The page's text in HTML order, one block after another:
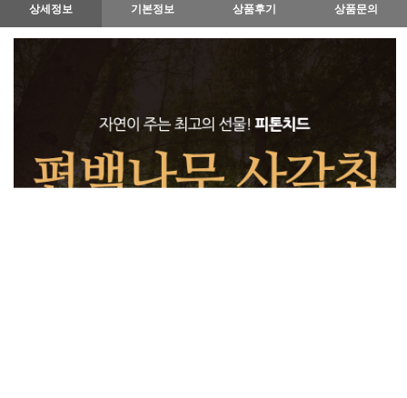
상세정보 기본정보 상품후기 상품문의